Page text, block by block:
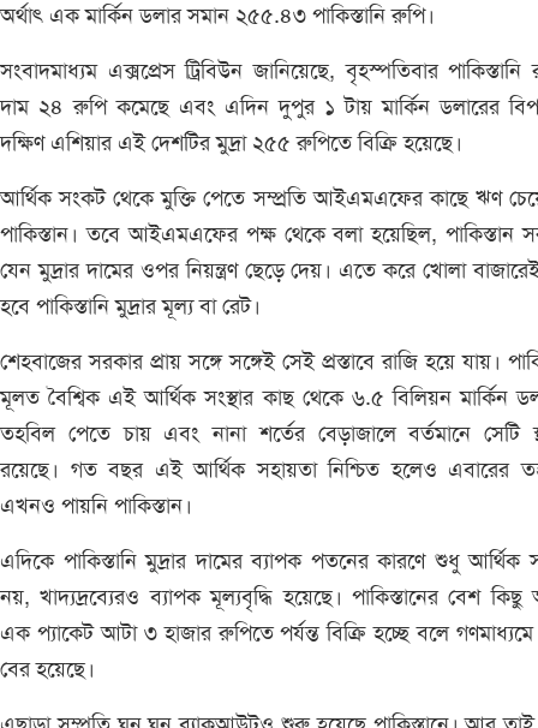
অর্থাৎ এক মার্কিন ডলার সমান ২৫৫.৪৩ পাকিস্তানি রুপি।
সংবাদমাধ্যম এক্সপ্রেস ট্রিবিউন জানিয়েছে, বৃহস্পতিবার পাকিস্তানি
দাম ২৪ রুপি কমেছে এবং এদিন দুপুর ১ টায় মার্কিন ডলারের
দক্ষিণ এশিয়ার এই দেশটির মুদ্রা ২৫৫ রুপিতে বিক্রি হয়েছে।
আর্থিক সংকট থেকে মুক্তি পেতে সম্প্রতি আইএমএফের কাছে ঋণ
পাকিস্তান। তবে আইএমএফের পক্ষ থেকে বলা হয়েছিল, পাকিস্তান
যেন মুদ্রার দামের ওপর নিয়ন্ত্রণ ছেড়ে দেয়। এতে করে খোলা বাজারেই
হবে পাকিস্তানি মুদ্রার মূল্য বা রেট।
শেহবাজের সরকার প্রায় সঙ্গে সঙ্গেই সেই প্রস্তাবে রাজি হয়ে যায়।
মূলত বৈশ্বিক এই আর্থিক সংস্থার কাছ থেকে ৬.৫ বিলিয়ন মার্কিন
তহবিল পেতে চায় এবং নানা শর্তের বেড়াজালে বর্তমানে সেটি
রয়েছে। গত বছর এই আর্থিক সহায়তা নিশ্চিত হলেও এবারের
এখনও পায়নি পাকিস্তান।
এদিকে পাকিস্তানি মুদ্রার দামের ব্যাপক পতনের কারণে শুধু আর্থিক
নয়, খাদ্যদ্রব্যেরও ব্যাপক মূল্যবৃদ্ধি হয়েছে। পাকিস্তানের বেশ কিছু
এক প্যাকেট আটা ৩ হাজার রুপিতে পর্যন্ত বিক্রি হচ্ছে বলে
বের হয়েছে।